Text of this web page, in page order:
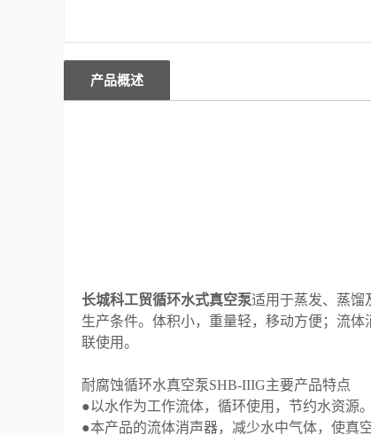
产品概述
长城科工贸循环水式真空泵适用于蒸发、蒸馏
生产条件。体积小，重量轻，移动方便；流
联使用。
耐腐蚀循环水真空泵SHB-IIIG主要产品特点
●以水作为工作流体，循环使用，节约水资源。
●本产品的流体消声器，减少水中气体，使真